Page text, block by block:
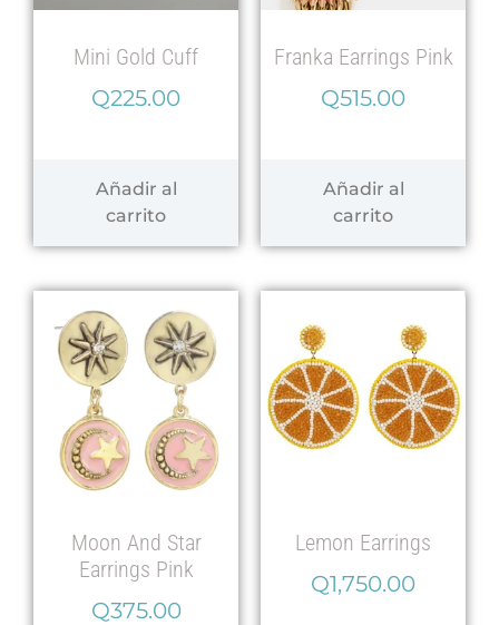
Mini Gold Cuff
Q225.00
Añadir al
carrito
Franka Earrings Pink
Q515.00
Añadir al
carrito
Moon And Star
Earrings Pink
Q375.00
Lemon Earrings
Q1,750.00